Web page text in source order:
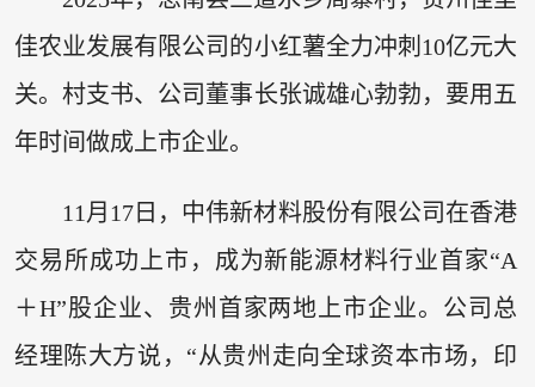
佳农业发展有限公司的小红薯全力冲刺10亿元大
关。村支书、公司董事长张诚雄心勃勃，要用五
年时间做成上市企业。
11月17日，中伟新材料股份有限公司在香港
交易所成功上市，成为新能源材料行业首家“A
＋H”股企业、贵州首家两地上市企业。公司总
经理陈大方说，“从贵州走向全球资本市场，印